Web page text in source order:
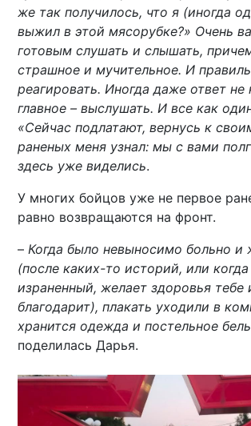
же так получилось, что я (иногда
выжил в этой мясорубке?» Очень
готовым слушать и слышать,
страшное и мучительное. И
реагировать. Иногда даже ответ не
главное – выслушать. И все как
«Сейчас подлатают, вернусь к
раненых меня узнал: мы с вами
здесь уже виделись.
У многих бойцов уже не первое
равно возвращаются на фронт.
– Когда было невыносимо больно и
(после каких-то историй, или когда
израненный, желает здоровья тебе
благодарит), плакать уходили в
хранится одежда и постельное
поделилась Дарья.